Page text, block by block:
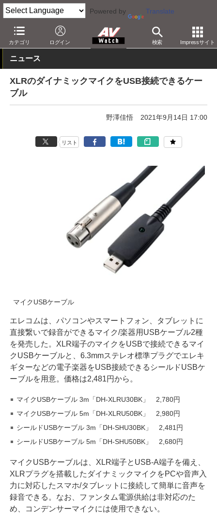
Powered by Translate
カテゴリ ログイン 検索 Impressサイト
AV Watch 製品 オーディオアクセサリ
ニュース
XLRのダイナミックマイクをUSB接続できるケー
ブル
野澤佳悟 2021年9月14日 17:00
リスト
マイクUSBケーブル
エレコムは、パソコンやスマートフォン、タブレットに
直接繋いで録音ができるマイク/楽器用USBケーブル2種
を発売した。XLR端子のマイクをUSBで接続できるマイ
クUSBケーブルと、6.3mmステレオ標準プラグでエレキ
ギターなどの電子楽器をUSB接続できるシールドUSBケ
ーブルを用意。価格は2,481円から。
マイクUSBケーブル 3m「DH-XLRU30BK」 2,780円
マイクUSBケーブル 5m「DH-XLRU50BK」 2,980円
シールドUSBケーブル 3m「DH-SHU30BK」 2,481円
シールドUSBケーブル 5m「DH-SHU50BK」 2,680円
マイクUSBケーブルは、XLR端子とUSB-A端子を備え、
XLRプラグを搭載したダイナミックマイクをPCや音声入
力に対応したスマホ/タブレットに接続して簡単に音声を
録音できる。なお、ファンタム電源供給は非対応のた
め、コンデンサーマイクには使用できない。